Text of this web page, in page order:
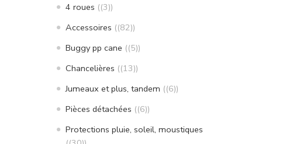
4 roues (3)
Accessoires (82)
Buggy pp cane (5)
Chancelières (13)
Jumeaux et plus, tandem (6)
Pièces détachées (6)
Protections pluie, soleil, moustiques